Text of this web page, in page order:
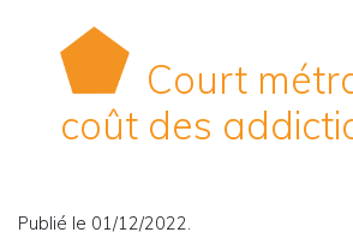
Court
coût des
Publié le 01/12/2022.